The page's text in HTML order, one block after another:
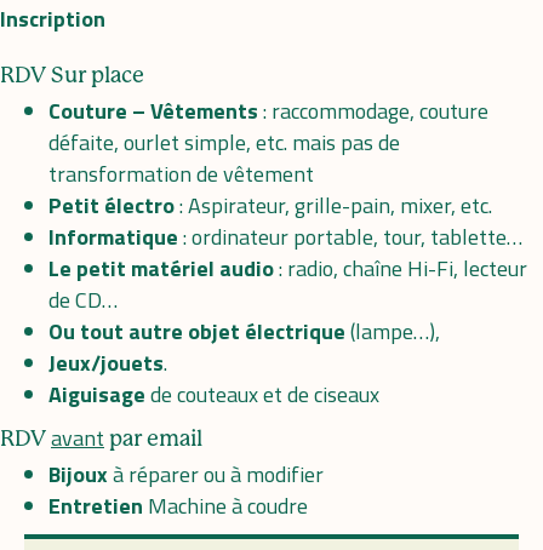
Inscription
RDV Sur place
Couture – Vêtements: raccommodage, couture
défaite, ourlet simple, etc. mais pas de
transformation de vêtement
Petit électro: Aspirateur, grille-pain, mixer, etc.
Informatique: ordinateur portable, tour, tablette…
Le petit matériel audio: radio, chaîne Hi-Fi, lecteur
de CD…
Ou tout autre objet électrique(lampe…),
Jeux/jouets.
Aiguisagede couteaux et de ciseaux
RDVavant par email
Bijouxà réparer ou à modifier
Entretien Machine à coudre